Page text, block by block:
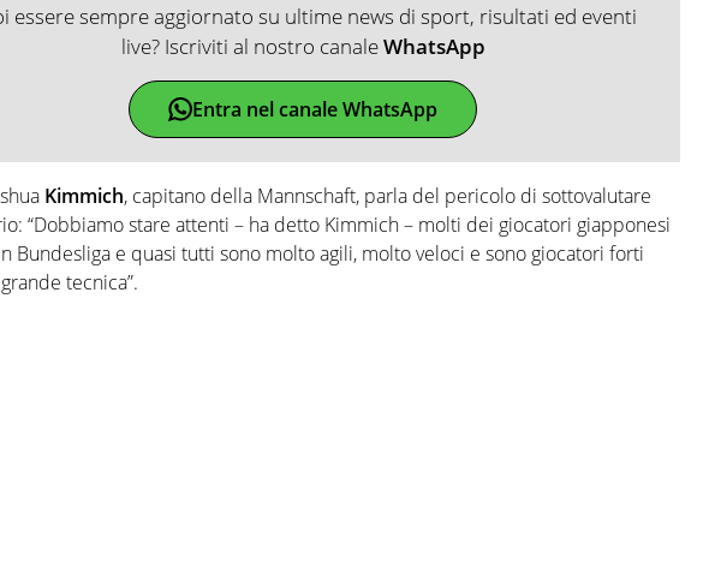
essere sempre aggiornato su ultime news di sport, risultati ed eventi
live? Iscriviti al nostro canaleWhatsApp
Entra nel canale WhatsApp
Kimmich, capitano della Mannschaft, parla del pericolo di sottovalutare
“Dobbiamo stare attenti – ha detto Kimmich – molti dei giocatori giapponesi
Bundesliga e quasi tutti sono molto agili, molto veloci e sono giocatori forti
tecnica”.